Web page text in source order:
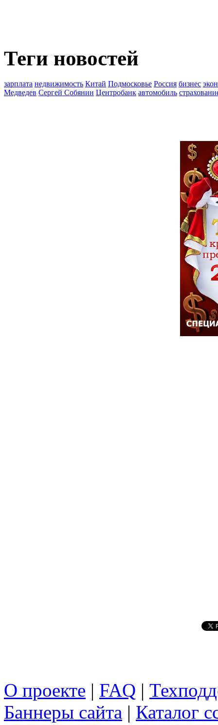
Теги новостей
зарплата недвижимость Китай Подмосковье Россия бизнес
Медведев Сергей Собянин Центробанк автомобиль
О проекте | FAQ |
Баннеры сайта | Каталог